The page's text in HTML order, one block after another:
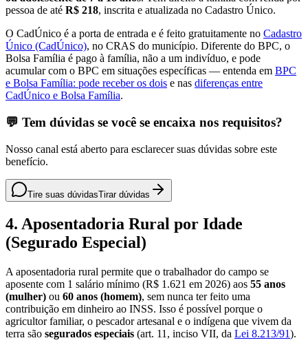
pessoa de até R$ 218, inscrita e atualizada no Cadastro Único.
O CadÚnico é a porta de entrada e é feito gratuitamente no Cadastro
Único (CadÚnico), no CRAS do município. Diferente do BPC, o
Bolsa Família é pago à família, não a um indivíduo, e pode
acumular com o BPC em situações específicas — entenda em BPC
e Bolsa Família: pode receber os dois e nas diferenças entre
CadÚnico e Bolsa Família.
💬 Tem dúvidas se você se encaixa nos requisitos?
Nosso canal está aberto para esclarecer suas dúvidas sobre este
benefício.
Tire suas dúvidasTirar dúvidas
4. Aposentadoria Rural por Idade
(Segurado Especial)
A aposentadoria rural permite que o trabalhador do campo se
aposente com 1 salário mínimo (R$ 1.621 em 2026) aos 55 anos
(mulher) ou 60 anos (homem), sem nunca ter feito uma
contribuição em dinheiro ao INSS. Isso é possível porque o
agricultor familiar, o pescador artesanal e o indígena que vivem da
terra são segurados especiais (art. 11, inciso VII, da Lei 8.213/91).